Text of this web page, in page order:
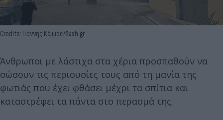
Credits: Γιάννης Κέμμος/flash.gr
Άνθρωποι με λάστιχα στα χέρια προσπαθούν να
σώσουν τις περιουσίες τους από τη μανία της
φωτιάς που έχει φθάσει μέχρι τα σπίτια και
καταστρέφει τα πάντα στο περασμά της.